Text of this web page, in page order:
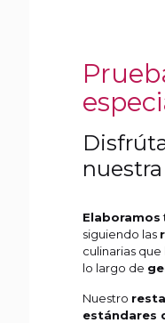
Elaboramos
siguiendo las
culinarias que
lo largo de
Nuestro
estándares